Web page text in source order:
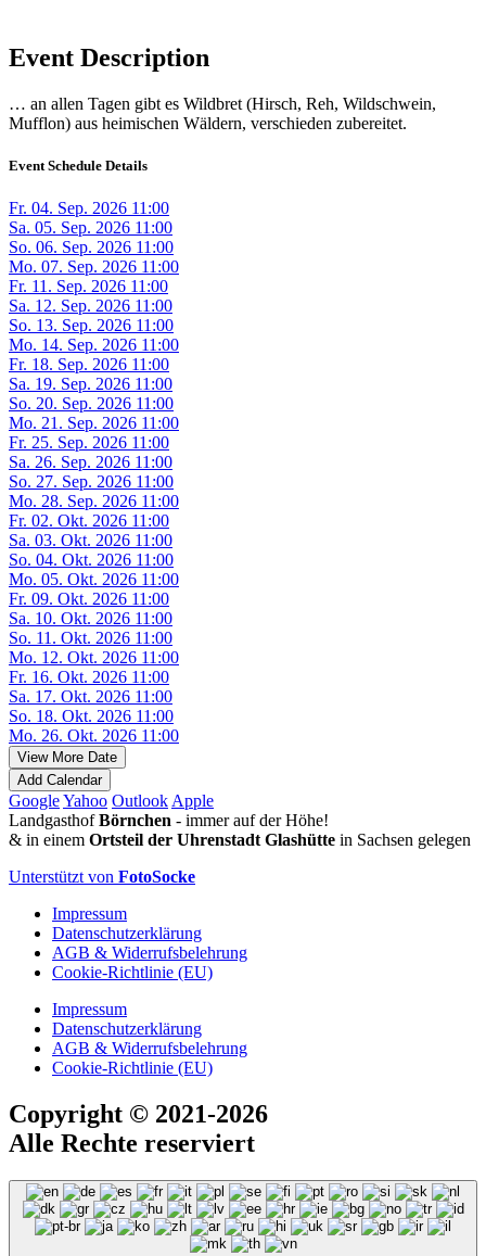
Event Description
… an allen Tagen gibt es Wildbret (Hirsch, Reh, Wildschwein,
Mufflon) aus heimischen Wäldern, verschieden zubereitet.
Event Schedule Details
Fr. 04. Sep. 2026 11:00
Sa. 05. Sep. 2026 11:00
So. 06. Sep. 2026 11:00
Mo. 07. Sep. 2026 11:00
Fr. 11. Sep. 2026 11:00
Sa. 12. Sep. 2026 11:00
So. 13. Sep. 2026 11:00
Mo. 14. Sep. 2026 11:00
Fr. 18. Sep. 2026 11:00
Sa. 19. Sep. 2026 11:00
So. 20. Sep. 2026 11:00
Mo. 21. Sep. 2026 11:00
Fr. 25. Sep. 2026 11:00
Sa. 26. Sep. 2026 11:00
So. 27. Sep. 2026 11:00
Mo. 28. Sep. 2026 11:00
Fr. 02. Okt. 2026 11:00
Sa. 03. Okt. 2026 11:00
So. 04. Okt. 2026 11:00
Mo. 05. Okt. 2026 11:00
Fr. 09. Okt. 2026 11:00
Sa. 10. Okt. 2026 11:00
So. 11. Okt. 2026 11:00
Mo. 12. Okt. 2026 11:00
Fr. 16. Okt. 2026 11:00
Sa. 17. Okt. 2026 11:00
So. 18. Okt. 2026 11:00
Mo. 26. Okt. 2026 11:00
View More Date
Add Calendar
GoogleYahoo Outlook Apple
LandgasthofBörnchen - immer auf der Höhe!
& in einem Ortsteil der Uhrenstadt Glashütte in Sachsen gelegen
Unterstützt von FotoSocke
Impressum
Datenschutzerklärung
AGB & Widerrufsbelehrung
Cookie-Richtlinie (EU)
Impressum
Datenschutzerklärung
AGB & Widerrufsbelehrung
Cookie-Richtlinie (EU)
Copyright © 2021-2026
Alle Rechte reserviert